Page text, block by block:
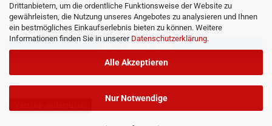
Drittanbietern, um die ordentliche Funktionsweise der Website zu
gewährleisten, die Nutzung unseres Angebotes zu analysieren und Ihnen
ein bestmögliches Einkaufserlebnis bieten zu können. Weitere
Informationen finden Sie in unserer Datenschutzerklärung.
Alle Akzeptieren
Nur Notwendige